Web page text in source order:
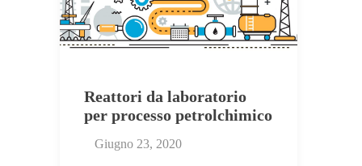
Reattori da laboratorio
per processo petrolchimico
Giugno 23, 2020